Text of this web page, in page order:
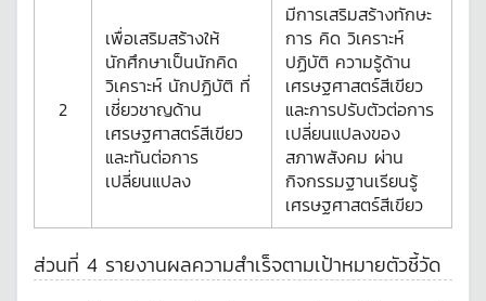
2
เพื่อเสริมสร้างให้
นักศึกษาเป็นนักคิด
วิเคราะห์ นักปฏิบัติ ที่
เชี่ยวชาญด้าน
เศรษฐศาสตร์สีเขียว
และทันต่อการ
เปลี่ยนแปลง
มีการเสริมสร้างทักษะ
การ คิด วิเคราะห์
ปฏิบัติ ความรู้ด้าน
เศรษฐศาสตร์สีเขียว
และการปรับตัวต่อการ
เปลี่ยนแปลงของ
สภาพสังคม ผ่าน
กิจกรรมฐานเรียนรู้
เศรษฐศาสตร์สีเขียว
ส่วนที่ 4 รายงานผลความสำเร็จตามเป้าหมายตัวชี้วัด